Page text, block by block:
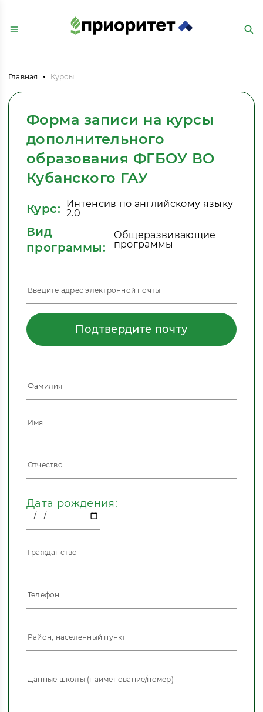
Главная Курсы
Форма записи на курсы
дополнительного
образования ФГБОУ ВО
Кубанского ГАУ
Курс:
Интенсив по английскому языку
2.0
Вид
программы:
Общеразвивающие
программы
Подтвердите почту
Дата рождения: